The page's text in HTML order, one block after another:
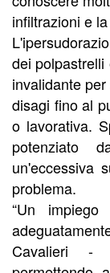
infiltrazioni e
dei
invalidante
disagi fino al
o lavorativa.
potenziato
un'eccessiva
problema.
“Un
Cavalieri -